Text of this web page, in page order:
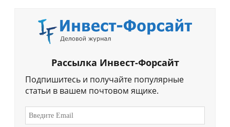
Рассылка Инвест-Форсайт
Подпишитесь и получайте популярные
статьи в вашем почтовом ящике.